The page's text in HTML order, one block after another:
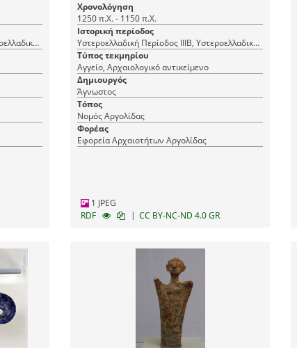
Υστεροελλαδική Περίοδος ΙΙΙΒ, Υστεροελλαδική Περίοδος ΙΙΙΓ
Χρονολόγηση
1250 π.Χ. - 1150 π.Χ.
Ιστορική περίοδος
Υστεροελλαδική Περίοδος ΙΙΙΒ, Υστεροελλαδική Περίοδος ΙΙΙΓ
Τύπος τεκμηρίου
Αγγείο, Αρχαιολογικό αντικείμενο
Δημιουργός
Άγνωστος
Τόπος
Νομός Αργολίδας
Φορέας
Εφορεία Αρχαιοτήτων Αργολίδας
1 JPEG
RDF
| CC BY-NC-ND 4.0 GR